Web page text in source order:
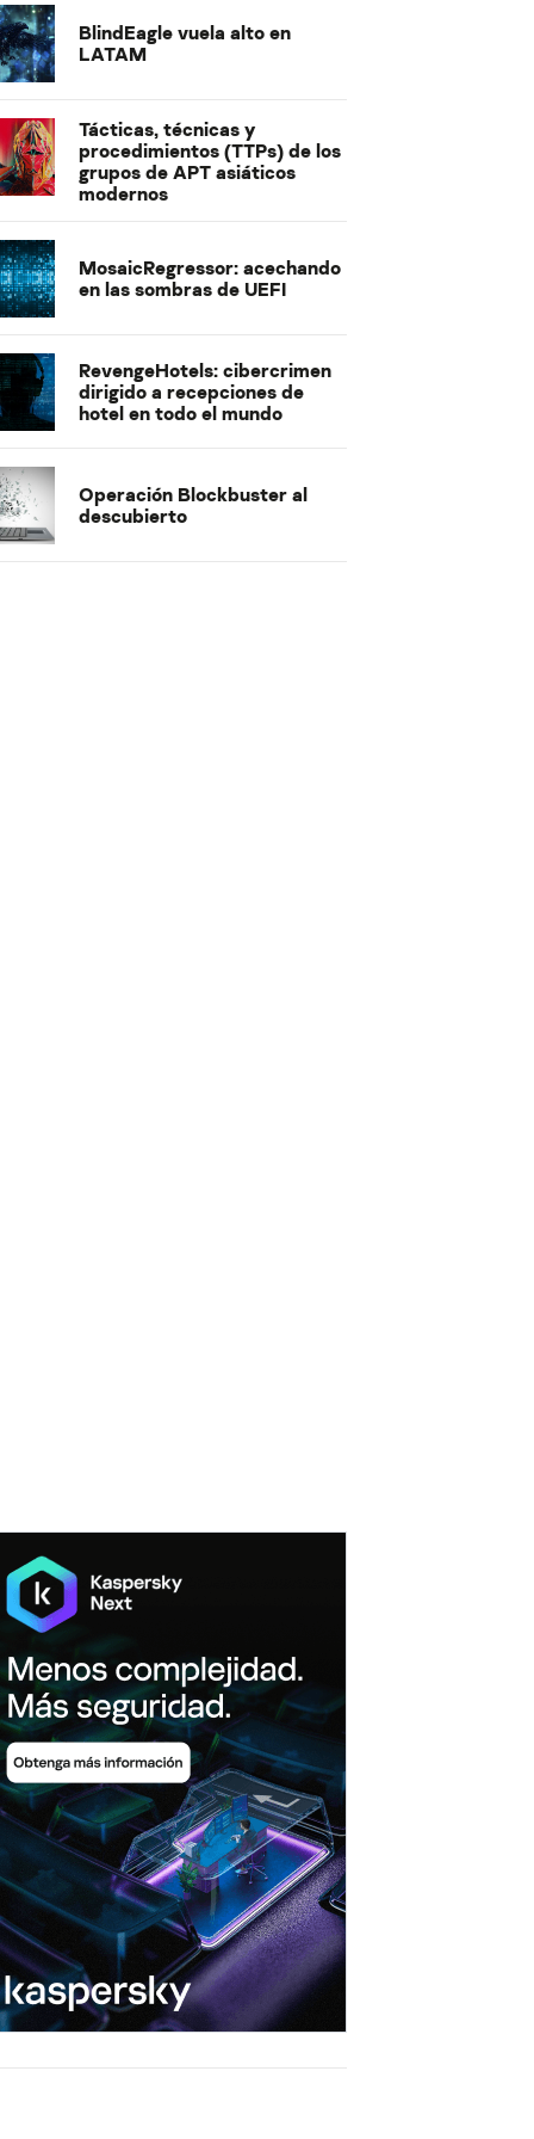
BlindEagle vuela alto en
LATAM
Tácticas, técnicas y
procedimientos (TTPs) de los
grupos de APT asiáticos
modernos
MosaicRegressor: acechando
en las sombras de UEFI
RevengeHotels: cibercrimen
dirigido a recepciones de
hotel en todo el mundo
Operación Blockbuster al
descubierto